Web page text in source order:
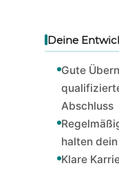
Deine
Gute
Abschluss
halten
Klare